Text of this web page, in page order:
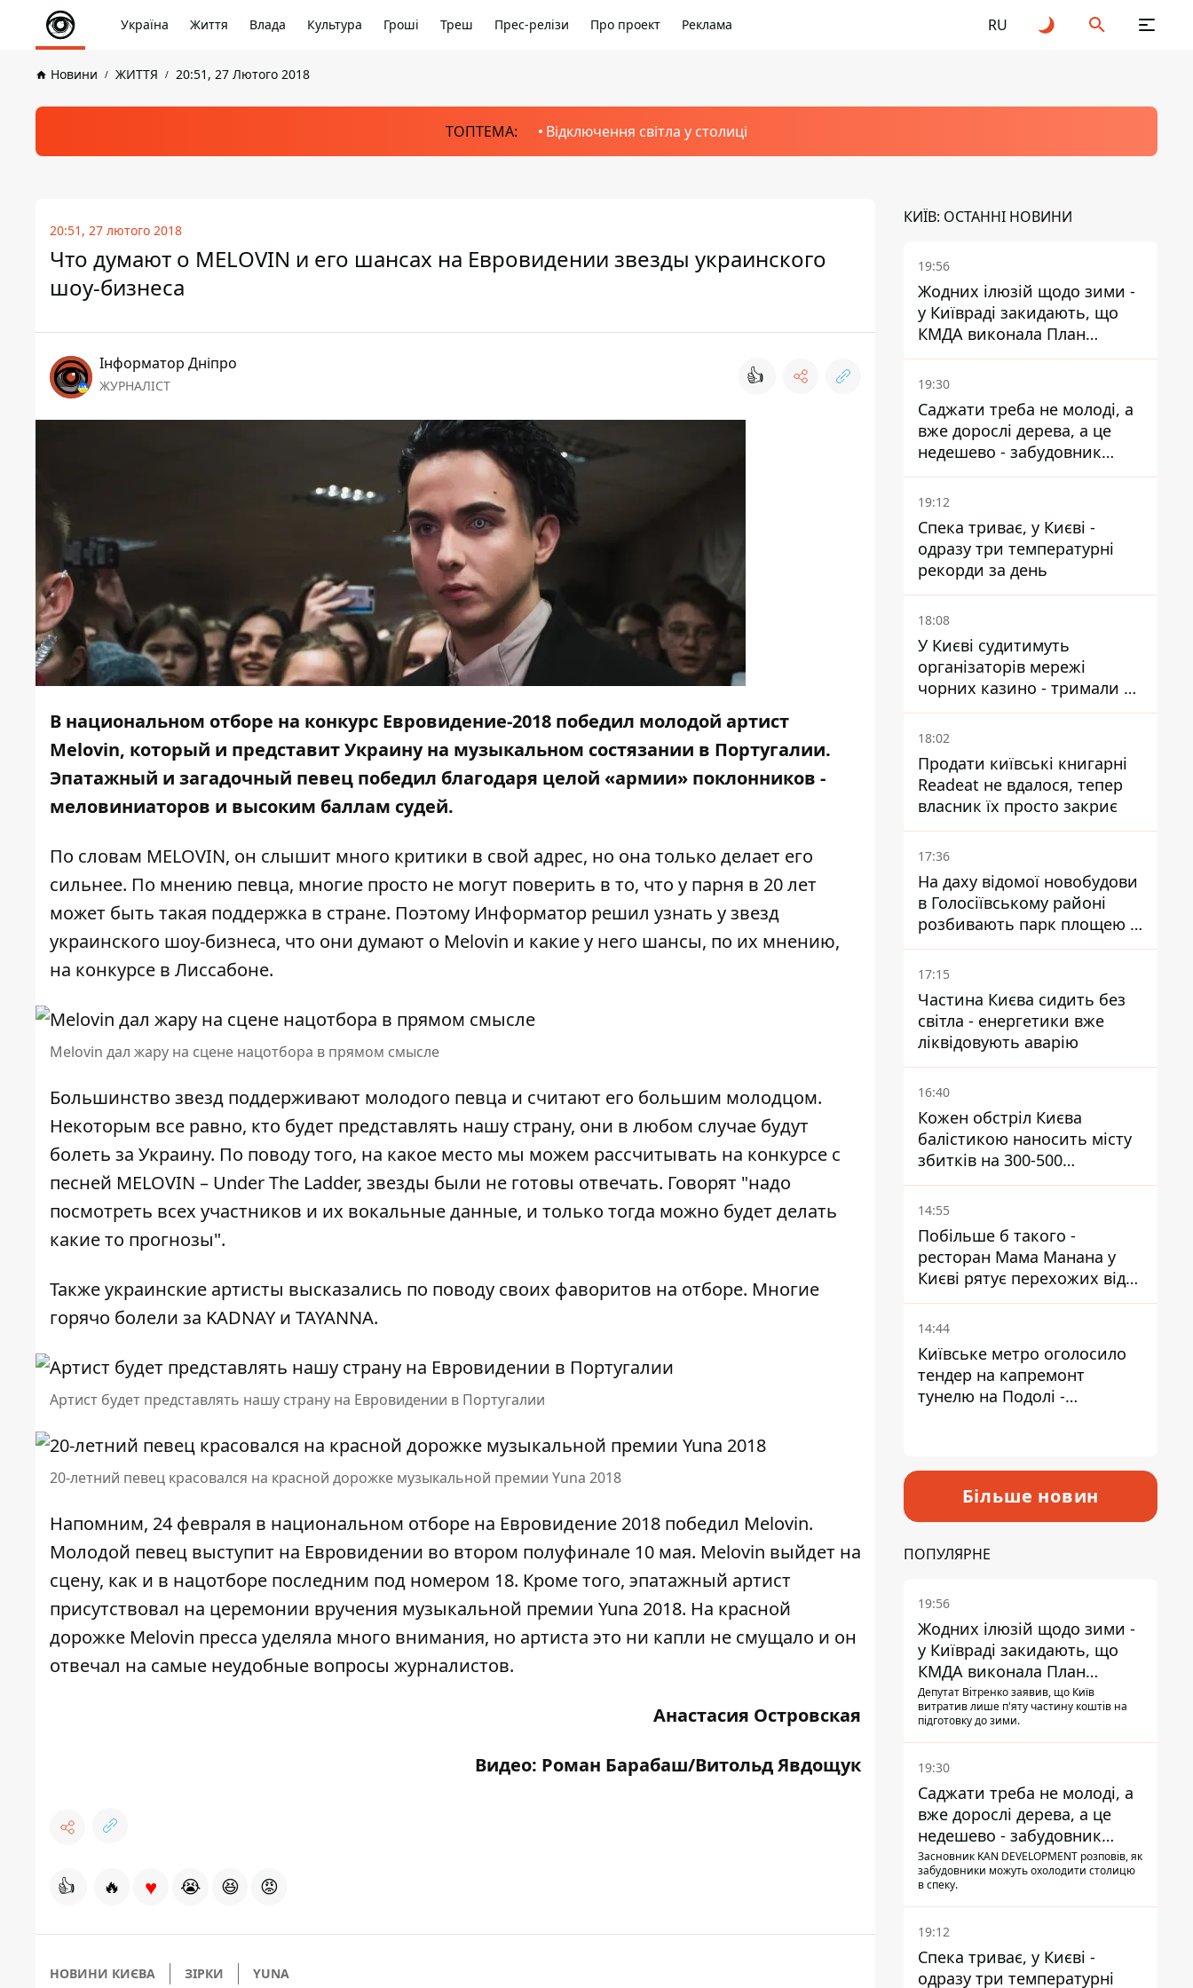
Україна Життя Влада Культура Гроші Треш Прес-релізи Про проект Реклама RU
Новини ЖИТТЯ 20:51, 27 Лютого 2018
ТОПТЕМА: Відключення світла у столиці
20:51, 27 лютого 2018
Что думают о MELOVIN и его шансах на Евровидении звезды украинского
шоу-бизнеса
Інформатор Дніпро
ЖУРНАЛІСТ 👍
В национальном отборе на конкурс Евровидение-2018 победил молодой артист
Melovin, который и представит Украину на музыкальном состязании в Португалии.
Эпатажный и загадочный певец победил благодаря целой «армии» поклонников -
меловиниаторов и высоким баллам судей.
По словам MELOVIN, он слышит много критики в свой адрес, но она только делает его
сильнее. По мнению певца, многие просто не могут поверить в то, что у парня в 20 лет
может быть такая поддержка в стране. Поэтому Информатор решил узнать у звезд
украинского шоу-бизнеса, что они думают о Melovin и какие у него шансы, по их мнению,
на конкурсе в Лиссабоне.
Melovin дал жару на сцене нацотбора в прямом смысле
Большинство звезд поддерживают молодого певца и считают его большим молодцом.
Некоторым все равно, кто будет представлять нашу страну, они в любом случае будут
болеть за Украину. По поводу того, на какое место мы можем рассчитывать на конкурсе с
песней MELOVIN – Under The Ladder, звезды были не готовы отвечать. Говорят "надо
посмотреть всех участников и их вокальные данные, и только тогда можно будет делать
какие то прогнозы".
Также украинские артисты высказались по поводу своих фаворитов на отборе. Многие
горячо болели за KADNAY и TAYANNA.
Артист будет представлять нашу страну на Евровидении в Португалии
20-летний певец красовался на красной дорожке музыкальной премии Yuna 2018
Напомним, 24 февраля в национальном отборе на Евровидение 2018 победил Melovin.
Молодой певец выступит на Евровидении во втором полуфинале 10 мая. Melovin выйдет на
сцену, как и в нацотборе последним под номером 18. Кроме того, эпатажный артист
присутствовал на церемонии вручения музыкальной премии Yuna 2018. На красной
дорожке Melovin пресса уделяла много внимания, но артиста это ни капли не смущало и он
отвечал на самые неудобные вопросы журналистов.
Анастасия Островская
Видео: Роман Барабаш/Витольд Явдощук
👍 🔥 ♥ 😭 😆 😡
НОВИНИ КИЄВА ЗІРКИ YUNA
КИЇВ: ОСТАННІ НОВИНИ
19:56
Жодних ілюзій щодо зими -
у Київраді закидають, що
КМДА виконала План
стійкості на 20%
19:30
Саджати треба не молоді, а
вже дорослі дерева, а це
недешево - забудовник
Ніконов
19:12
Спека триває, у Києві -
одразу три температурні
рекорди за день
18:08
У Києві судитимуть
організаторів мережі
чорних казино - тримали 39
закладів
18:02
Продати київські книгарні
Readeat не вдалося, тепер
власник їх просто закриє
17:36
На даху відомої новобудови
в Голосіївському районі
розбивають парк площею в
гектар
17:15
Частина Києва сидить без
світла - енергетики вже
ліквідовують аварію
16:40
Кожен обстріл Києва
балістикою наносить місту
збитків на 300-500
мільйонів - Петро
Пантелеєв
14:55
Побільше б такого -
ресторан Мама Манана у
Києві рятує перехожих від
спеки
14:44
Київське метро оголосило
тендер на капремонт
тунелю на Подолі -
Більше новин
ПОПУЛЯРНЕ
19:56
Жодних ілюзій щодо зими -
у Київраді закидають, що
КМДА виконала План
стійкості на 20%
Депутат Вітренко заявив, що Київ
витратив лише п'яту частину коштів на
підготовку до зими.
19:30
Саджати треба не молоді, а
вже дорослі дерева, а це
недешево - забудовник
Ніконов
Засновник KAN DEVELOPMENT розповів, як
забудовники можуть охолодити столицю
в спеку.
19:12
Спека триває, у Києві -
одразу три температурні